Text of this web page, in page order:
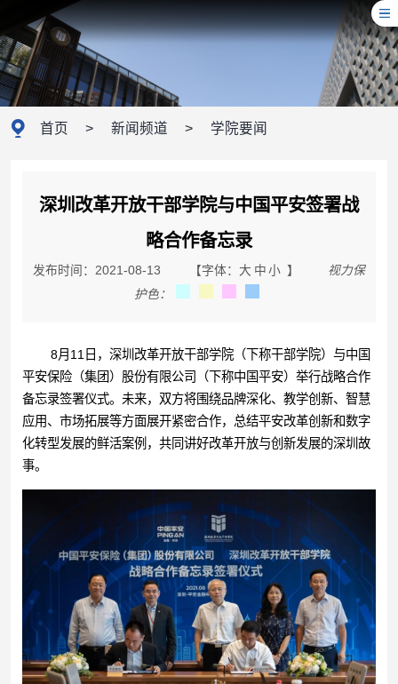
首页 > 新闻频道 > 学院要闻
深圳改革开放干部学院与中国平安签署战
略合作备忘录
发布时间：2021-08-13 【字体： 大 中 小 】
视力保
护色：
8月11日，深圳改革开放干部学院（下称干部学院）与中国
平安保险（集团）股份有限公司（下称中国平安）举行战略合作
备忘录签署仪式。未来，双方将围绕品牌深化、教学创新、智慧
应用、市场拓展等方面展开紧密合作，总结平安改革创新和数字
化转型发展的鲜活案例，共同讲好改革开放与创新发展的深圳故
事。